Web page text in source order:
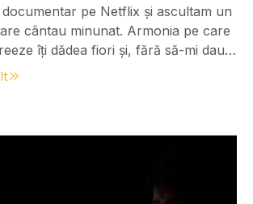
pe Netflix și ascultam un
cântau minunat. Armonia pe care
îți dădea fiori și, fără să-mi dau
ochii. Sigur, fiecare dintre noi
în care corpul nostru